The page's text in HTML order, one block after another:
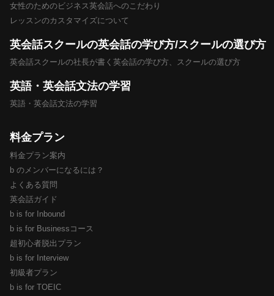
女性のためのビジネス英会話へのこだわり
レッスンのカスタマイズについて
英会話スクールの英会話の学び方/スクールの選び方
英会話スクールの社長が書く英会話の学び方、スクールの選び方
英語・英会話文法の学習
英語・英会話文法の学習
料金プラン
料金プラン案内
b のメンバーになるには？
よくある質問
英会話ガイド
b is for Inbound
b is for Businessコース
超初心者脱出プラン
b is for Interview
初級者プラン
b is for TOEIC